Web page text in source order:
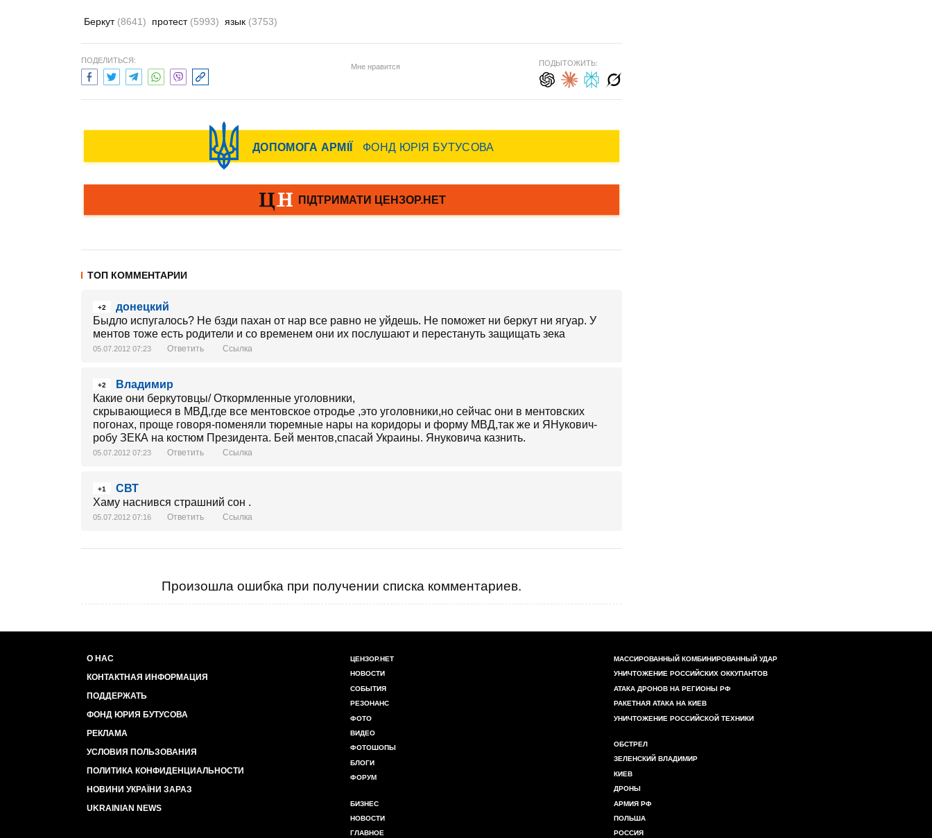
Беркут (8641) протест (5993) язык (3753)
ПОДЕЛИТЬСЯ:
Мне нравится ПОДЫТОЖИТЬ:
ТОП КОММЕНТАРИИ
+2
донецкий
Быдло испугалось? Не бзди пахан от нар все равно не уйдешь. Не поможет ни беркут ни ягуар. У
ментов тоже есть родители и со временем они их послушают и перестануть защищать зека
05.07.2012 07:23 Ответить Ссылка
+2
Владимир
Какие они беркутовцы/ Откормленные уголовники,
скрывающиеся в МВД,где все ментовское отродье ,это уголовники,но сейчас они в ментовских
погонах, проще говоря-поменяли тюремные нары на коридоры и форму МВД,так же и ЯНукович-
робу ЗЕКА на костюм Президента. Бей ментов,спасай Украины. Януковича казнить.
05.07.2012 07:23 Ответить Ссылка
+1
СВТ
Хаму наснився страшний сон .
05.07.2012 07:16 Ответить Ссылка
Произошла ошибка при получении списка комментариев.
О НАС
КОНТАКТНАЯ ИНФОРМАЦИЯ
ПОДДЕРЖАТЬ
ФОНД ЮРИЯ БУТУСОВА
РЕКЛАМА
УСЛОВИЯ ПОЛЬЗОВАНИЯ
ПОЛИТИКА КОНФИДЕНЦИАЛЬНОСТИ
НОВИНИ УКРАЇНИ ЗАРАЗ
UKRAINIAN NEWS
ЦЕНЗОР.НЕТ
НОВОСТИ
СОБЫТИЯ
РЕЗОНАНС
ФОТО
ВИДЕО
ФОТОШОПЫ
БЛОГИ
ФОРУМ
БИЗНЕС
НОВОСТИ
ГЛАВНОЕ
МАССИРОВАННЫЙ КОМБИНИРОВАННЫЙ УДАР
УНИЧТОЖЕНИЕ РОССИЙСКИХ ОККУПАНТОВ
АТАКА ДРОНОВ НА РЕГИОНЫ РФ
РАКЕТНАЯ АТАКА НА КИЕВ
УНИЧТОЖЕНИЕ РОССИЙСКОЙ ТЕХНИКИ
ОБСТРЕЛ
ЗЕЛЕНСКИЙ ВЛАДИМИР
КИЕВ
ДРОНЫ
АРМИЯ РФ
ПОЛЬША
РОССИЯ